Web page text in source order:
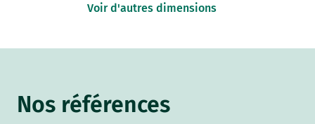
Voir d'autres dimensions
Nos références